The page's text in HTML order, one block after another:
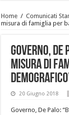
Home / Comunicati
misura di famiglia per
Governo, De
misura di
20 Giugno 2018
Governo, De Palo: